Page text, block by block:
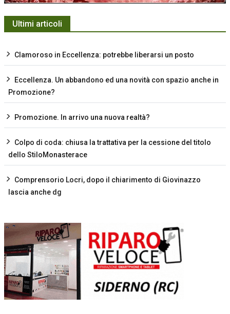
Ultimi articoli
Clamoroso in Eccellenza: potrebbe liberarsi un posto
Eccellenza. Un abbandono ed una novità con spazio anche in
Promozione?
Promozione. In arrivo una nuova realtà?
Colpo di coda: chiusa la trattativa per la cessione del titolo
dello StiloMonasterace
Comprensorio Locri, dopo il chiarimento di Giovinazzo
lascia anche dg